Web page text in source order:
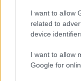
I want to allow
related to
device
I want to allow
Google for